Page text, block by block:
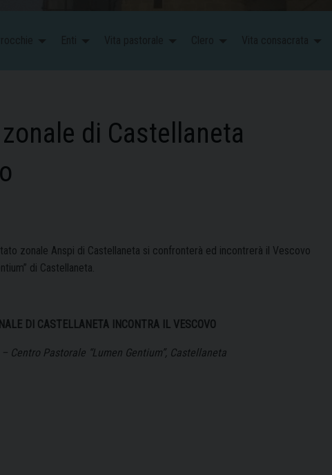
di Castellaneta
zonale Anspi di Castellaneta si confronterà ed incontrerà il Vescovo
di Castellaneta.
DI CASTELLANETA INCONTRA IL VESCOVO
Centro Pastorale “Lumen Gentium”, Castellaneta